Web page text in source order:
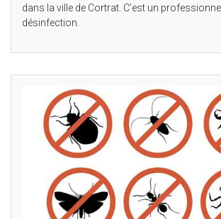
dans la ville de Cortrat. C’est un
désinfection.